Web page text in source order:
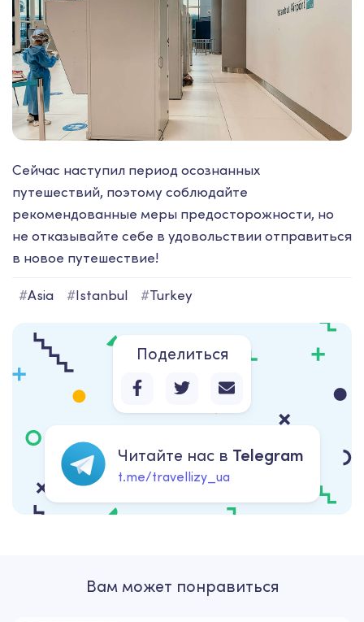
Сейчас наступил период осознанных
путешествий, поэтому соблюдайте
рекомендованные меры предосторожности, но
не отказывайте себе в удовольствии отправиться
в новое путешествие!
#Asia #Istanbul #Turkey
Поделиться
Читайте нас в Telegram
t.me/travellizy_ua
Вам может понравиться